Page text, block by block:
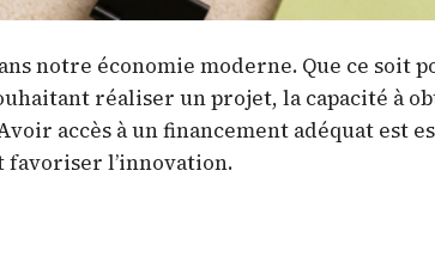
notre économie moderne. Que ce soit
réaliser un projet, la capacité à
accès à un financement adéquat est
l’innovation.